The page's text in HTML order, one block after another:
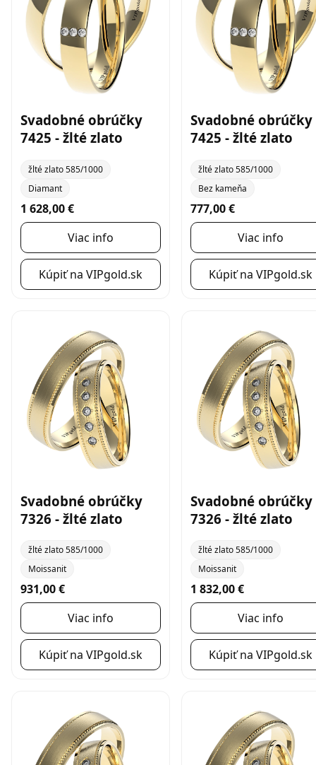
Svadobné obrúčky
7425 - žlté zlato
žlté zlato 585/1000
Diamant
1 628,00 €
Viac info
Kúpiť na VIPgold.sk
Svadobné obrúčky
7425 - žlté zlato
žlté zlato 585/1000
Bez kameňa
777,00 €
Viac info
Kúpiť na VIPgold.sk
Svadobné obrúčky
7326 - žlté zlato
žlté zlato 585/1000
Moissanit
931,00 €
Viac info
Kúpiť na VIPgold.sk
Svadobné obrúčky
7326 - žlté zlato
žlté zlato 585/1000
Moissanit
1 832,00 €
Viac info
Kúpiť na VIPgold.sk